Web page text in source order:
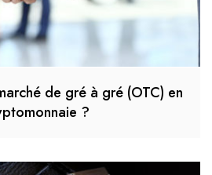
de gré à gré (OTC) en
?